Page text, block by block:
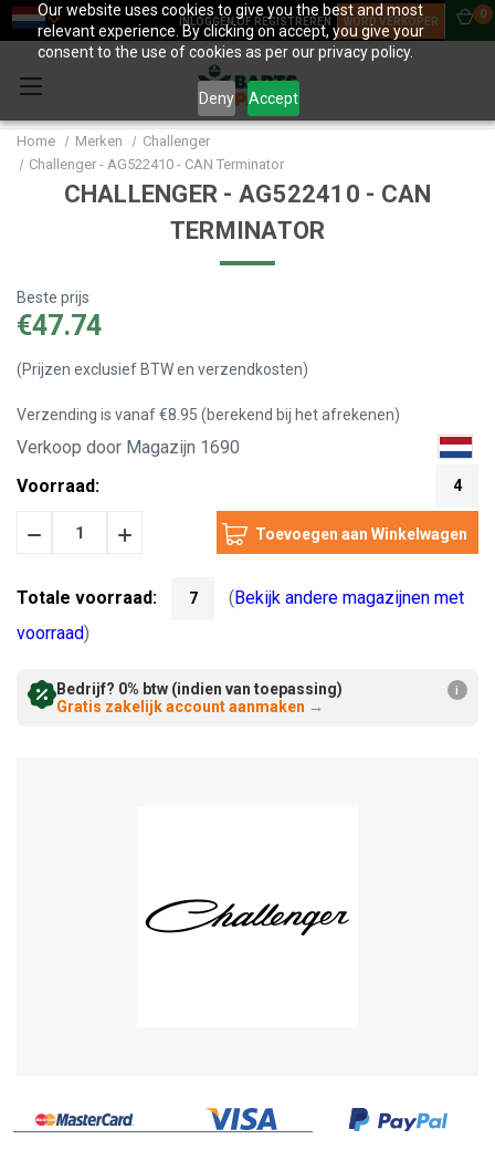
Our website uses cookies to give you the best and most
relevant experience. By clicking on accept, you give your
consent to the use of cookies as per our privacy policy.
Deny Accept
INLOGGEN OF REGISTREREN WORD VERKOPER
0
Home Merken
Challenger
Challenger - AG522410 - CAN Terminator
CHALLENGER - AG522410 - CAN
TERMINATOR
Beste prijs
€47.74
(Prijzen exclusief BTW en verzendkosten)
Verzending is vanaf €8.95 (berekend bij het afrekenen)
Verkoop door Magazijn 1690
Voorraad:
4
HoeveelheidHoeveelheid
Totale voorraad: 7 ( Bekijk andere magazijnen met
voorraad)
Bedrijf? 0% btw (indien van toepassing)
Gratis zakelijk account aanmaken →
i